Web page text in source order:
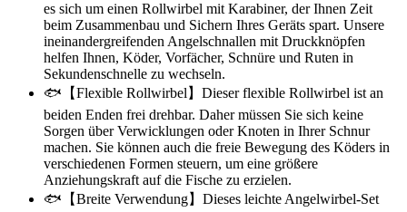
es sich um einen Rollwirbel mit Karabiner, der Ihnen Zeit
beim Zusammenbau und Sichern Ihres Geräts spart. Unsere
ineinandergreifenden Angelschnallen mit Druckknöpfen
helfen Ihnen, Köder, Vorfächer, Schnüre und Ruten in
Sekundenschnelle zu wechseln.
🐟【Flexible Rollwirbel】Dieser flexible Rollwirbel ist an
beiden Enden frei drehbar. Daher müssen Sie sich keine
Sorgen über Verwicklungen oder Knoten in Ihrer Schnur
machen. Sie können auch die freie Bewegung des Köders in
verschiedenen Formen steuern, um eine größere
Anziehungskraft auf die Fische zu erzielen.
🐟【Breite Verwendung】Dieses leichte Angelwirbel-Set